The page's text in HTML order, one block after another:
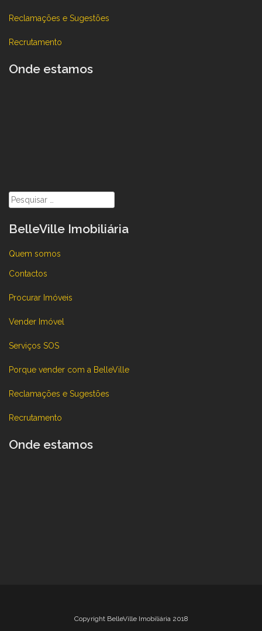
Reclamações e Sugestões
Recrutamento
Onde estamos
Pesquisar
por:
BelleVille Imobiliária
Quem somos
Contactos
Procurar Imóveis
Vender Imóvel
Serviços SOS
Porque vender com a BelleVille
Reclamações e Sugestões
Recrutamento
Onde estamos
Copyright BelleVille Imobiliária 2018